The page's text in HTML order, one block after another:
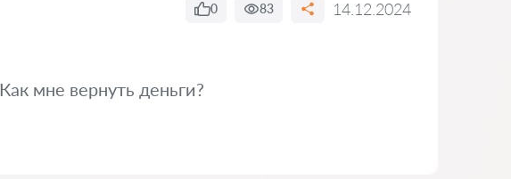
0 83 14.12.2024
мне вернуть деньги?